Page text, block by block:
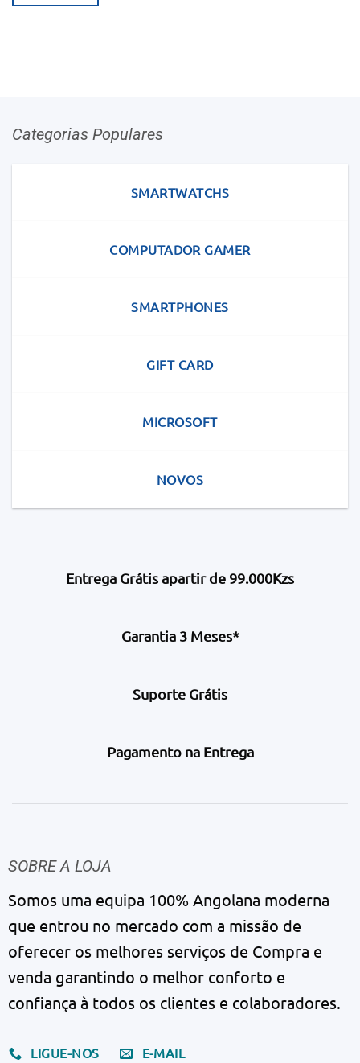
Categorias Populares
SMARTWATCHS
COMPUTADOR GAMER
SMARTPHONES
GIFT CARD
MICROSOFT
NOVOS
Entrega Grátis apartir de 99.000Kzs
Garantia 3 Meses*
Suporte Grátis
Pagamento na Entrega
SOBRE A LOJA
Somos uma equipa 100% Angolana moderna
que entrou no mercado com a missão de
oferecer os melhores serviços de Compra e
venda garantindo o melhor conforto e
confiança à todos os clientes e colaboradores.
LIGUE-NOS E-MAIL